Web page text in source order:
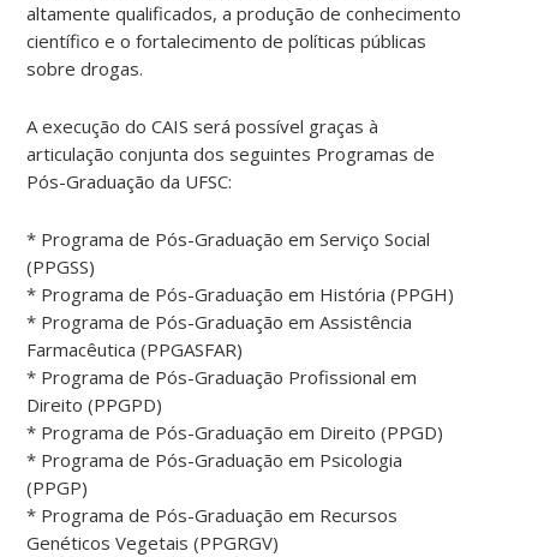
altamente qualificados, a produção de conhecimento
científico e o fortalecimento de políticas públicas
sobre drogas.
A execução do CAIS será possível graças à
articulação conjunta dos seguintes Programas de
Pós-Graduação da UFSC:
* Programa de Pós-Graduação em Serviço Social
(PPGSS)
* Programa de Pós-Graduação em História (PPGH)
* Programa de Pós-Graduação em Assistência
Farmacêutica (PPGASFAR)
* Programa de Pós-Graduação Profissional em
Direito (PPGPD)
* Programa de Pós-Graduação em Direito (PPGD)
* Programa de Pós-Graduação em Psicologia
(PPGP)
* Programa de Pós-Graduação em Recursos
Genéticos Vegetais (PPGRGV)